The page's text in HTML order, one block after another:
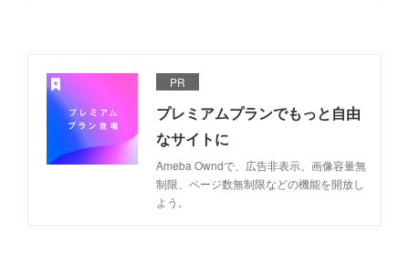
PR
プレミアムプランでもっと自由
なサイトに
Ameba Owndで、広告非表示、画像容量無
制限、ページ数無制限などの機能を開放し
よう。